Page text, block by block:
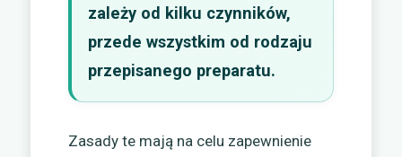
zależy od kilku czynników,
przede wszystkim od rodzaju
przepisanego preparatu.
Zasady te mają na celu zapewnienie